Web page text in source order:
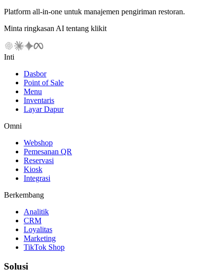
Platform all-in-one untuk manajemen pengiriman restoran.
Minta ringkasan AI tentang klikit
Inti
Dasbor
Point of Sale
Menu
Inventaris
Layar Dapur
Omni
Webshop
Pemesanan QR
Reservasi
Kiosk
Integrasi
Berkembang
Analitik
CRM
Loyalitas
Marketing
TikTok Shop
Solusi